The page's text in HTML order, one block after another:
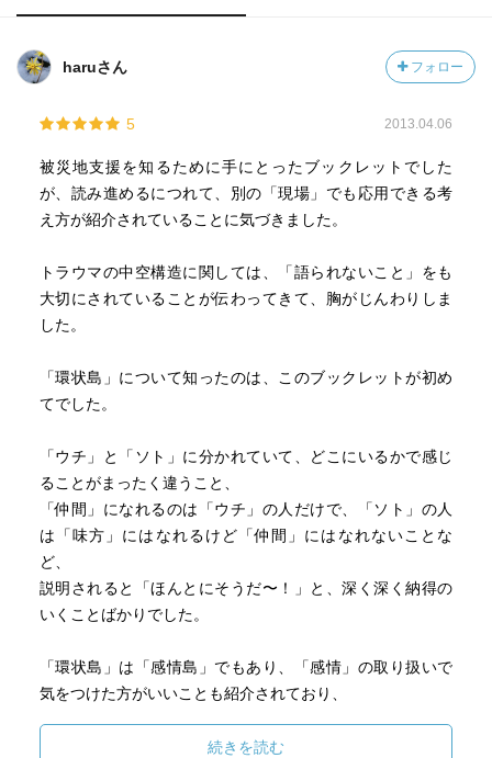
haruさん フォロー
5 2013.04.06
被災地支援を知るために手にとったブックレットでした
が、読み進めるにつれて、別の「現場」でも応用できる考
え方が紹介されていることに気づきました。
トラウマの中空構造に関しては、「語られないこと」をも
大切にされていることが伝わってきて、胸がじんわりしま
した。
「環状島」について知ったのは、このブックレットが初め
てでした。
「ウチ」と「ソト」に分かれていて、どこにいるかで感じ
ることがまったく違うこと、
「仲間」になれるのは「ウチ」の人だけで、「ソト」の人
は「味方」にはなれるけど「仲間」にはなれないことな
ど、
説明されると「ほんとにそうだ〜！」と、深く深く納得の
いくことばかりでした。
「環状島」は「感情島」でもあり、「感情」の取り扱いで
気をつけた方がいいことも紹介されており、
続きを読む